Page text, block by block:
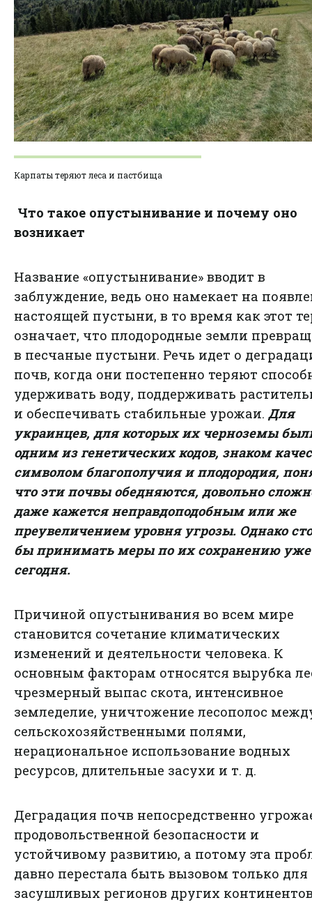
Карпаты теряют леса и пастбища
Что такое опустынивание и почему оно
возникает
Название «опустынивание» вводит в
заблуждение, ведь оно намекает на
настоящей пустыни, в то время как этот
означает, что плодородные земли
в песчаные пустыни. Речь идет о
почв, когда они постепенно теряют
удерживать воду, поддерживать
и обеспечивать стабильные урожаи. Для
украинцев, для которых их черноземы
одним из генетических кодов, знаком
символом благополучия и плодородия,
что эти почвы обедняются, довольно
даже кажется неправдоподобным или же
преувеличением уровня угрозы. Однако
бы принимать меры по их сохранению уже
сегодня.
Причиной опустынивания во всем мире
становится сочетание климатических
изменений и деятельности человека. К
основным факторам относятся вырубка
чрезмерный выпас скота, интенсивное
земледелие, уничтожение лесополос
сельскохозяйственными полями,
нерациональное использование водных
ресурсов, длительные засухи и т. д.
Деградация почв непосредственно
продовольственной безопасности и
устойчивому развитию, а потому эта
давно перестала быть вызовом только для
засушливых регионов других